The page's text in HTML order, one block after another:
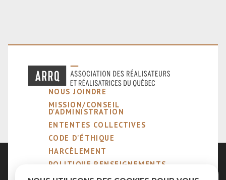
NOUS JOINDRE
MISSION/CONSEIL
D'ADMINISTRATION
ENTENTES COLLECTIVES
CODE D'ÉTHIQUE
HARCÈLEMENT
POLITIQUE RENSEIGNEMENTS